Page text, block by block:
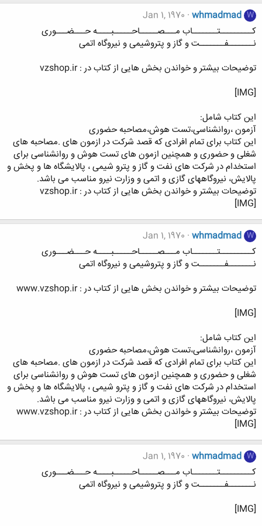
W
whmadmad
Jan 1, 1970
کـــــــــتـــــــاب مـــصـــــاحـــــبــــه حـــضـــوری
نـــــــفـــــــت و گاز و پتروشیمی و نیروگاه اتمی
توضیحات بیشتر و خواندن بخش هایی از کتاب در : vzshop.ir
[IMG]
این کتاب شامل:
آزمون ،روانشناسی،تست هوش،مصاحبه حضوری
این کتاب برای تمام افرادی که قصد شرکت در ازمون های .مصاحبه های
شغلی و حضوری و همچنین ازمون های تست هوش و روانشناسی برای
استخدام در شرکت های نفت و گاز و پترو شیمی ، پالایشگاه ها و پخش و
پالایش، نیروگاههای گازی و اتمی و وزارت نیرو مناسب می باشد.
توضیحات بیشتر و خواندن بخش هایی از کتاب در : vzshop.ir
[IMG]
W
whmadmad
Jan 1, 1970
کـــــــــتـــــــاب مـــصـــــاحـــــبــــه حـــضـــوری
نـــــــفـــــــت و گاز و پتروشیمی و نیروگاه اتمی
توضیحات بیشتر و خواندن بخش هایی از کتاب در : www.vzshop.ir
[IMG]
این کتاب شامل:
آزمون ،روانشناسی،تست هوش،مصاحبه حضوری
این کتاب برای تمام افرادی که قصد شرکت در ازمون های .مصاحبه های
شغلی و حضوری و همچنین ازمون های تست هوش و روانشناسی برای
استخدام در شرکت های نفت و گاز و پترو شیمی ، پالایشگاه ها و پخش و
پالایش، نیروگاههای گازی و اتمی و وزارت نیرو مناسب می باشد.
توضیحات بیشتر و خواندن بخش هایی از کتاب در : www.vzshop.ir
[IMG]
W
whmadmad
Jan 1, 1970
کـــــــــتـــــــاب مـــصـــــاحـــــبــــه حـــضـــوری
نـــــــفـــــــت و گاز و پتروشیمی و نیروگاه اتمی
[IMG]